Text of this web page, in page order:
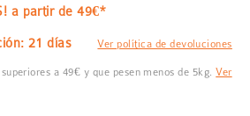
a partir de 49€*
21 días Ver política de devoluciones
a 49€ y que pesen menos de 5kg.Ver